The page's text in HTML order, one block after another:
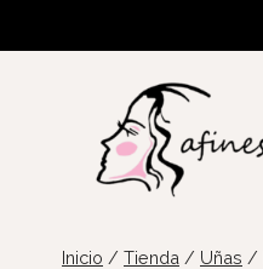
Inicio / Tienda / Uñas /